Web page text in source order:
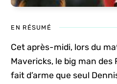
EN RÉSUMÉ
Cet après-midi, lors du
Mavericks, le big man des
fait d’arme que seul